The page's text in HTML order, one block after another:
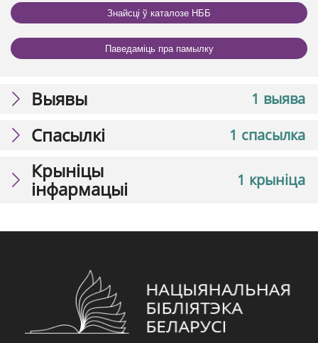
Знайсці ў каталозе НББ
Паведаміць пра памылку
1 выява
Выявы
1 спасылка
Спасылкі
1 крыніца
Крыніцы
інфармацыі